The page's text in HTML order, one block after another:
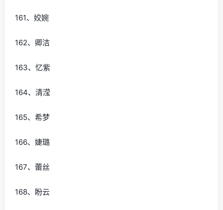
161、姣婉
162、卿洁
163、忆紫
164、清滢
165、希梦
166、婕璐
167、蕾丝
168、盼云